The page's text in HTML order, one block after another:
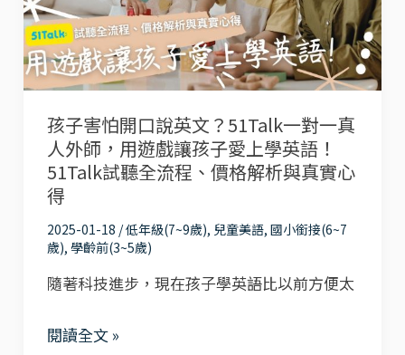
園
就
考
過
劍
橋
英
檢！
孩子害怕開口說英文？51Talk一對一真
人外師，用遊戲讓孩子愛上學英語！
51Talk試聽全流程、價格解析與真實心
得
2025-01-18 /低年級(7~9歲), 兒童美語, 國小銜接(6~7
歲), 學齡前(3~5歲)
隨著科技進步，現在孩子學英語比以前方便太
開
口
說
英
文？
51Talk
一
對
一
人
外
閱讀全文 »